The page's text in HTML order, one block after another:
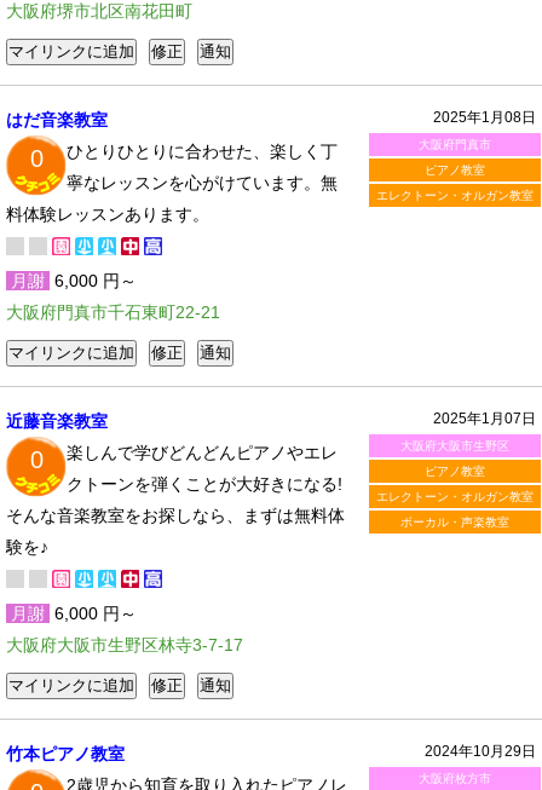
大阪府堺市北区南花田町
2025年1月08日
大阪府門真市
ピアノ教室
エレクトーン・オルガン教室
はだ音楽教室
0
ひとりひとりに合わせた、楽しく丁
寧なレッスンを心がけています。無
料体験レッスンあります。
月謝 6,000 円～
大阪府門真市千石東町22-21
2025年1月07日
大阪府大阪市生野区
ピアノ教室
エレクトーン・オルガン教室
ボーカル・声楽教室
近藤音楽教室
0
楽しんで学びどんどんピアノやエレ
クトーンを弾くことが大好きになる!
そんな音楽教室をお探しなら、まずは無料体
験を♪
月謝 6,000 円～
大阪府大阪市生野区林寺3-7-17
2024年10月29日
大阪府枚方市
竹本ピアノ教室
2歳児から知育を取り入れたピアノレ